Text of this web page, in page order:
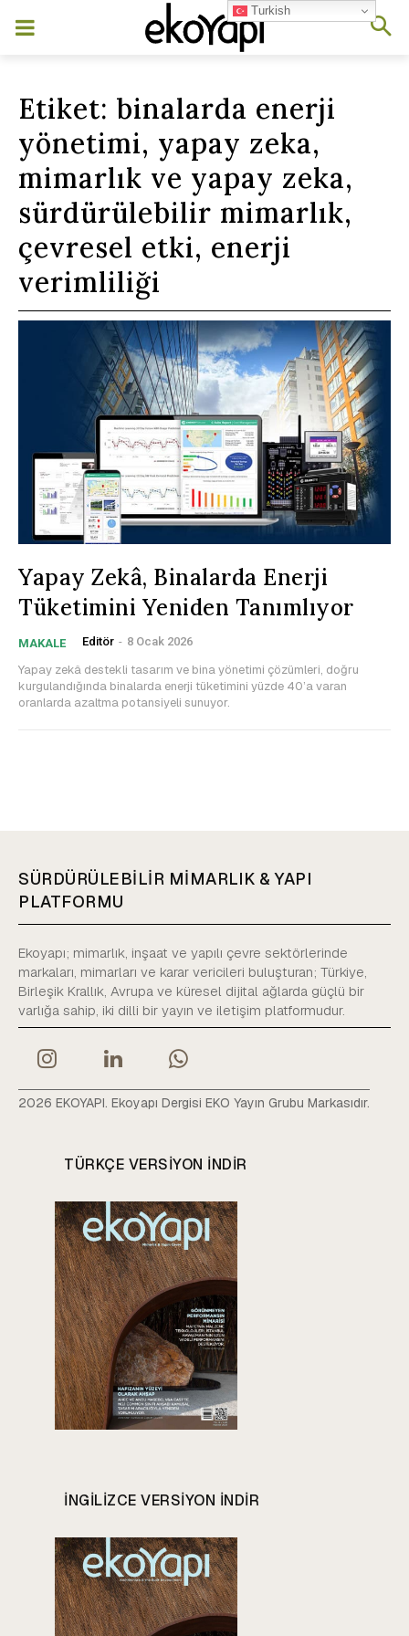
Etiket: binalarda enerji
yönetimi, yapay zeka,
mimarlık ve yapay zeka,
sürdürülebilir mimarlık,
çevresel etki, enerji
verimliliği
Yapay Zekâ, Binalarda Enerji
Tüketimini Yeniden Tanımlıyor
MAKALE Editör - 8 Ocak 2026
Yapay zekâ destekli tasarım ve bina yönetimi çözümleri, doğru
kurgulandığında binalarda enerji tüketimini yüzde 40’a varan
oranlarda azaltma potansiyeli sunuyor.
SÜRDÜRÜLEBİLİR MİMARLIK & YAPI
PLATFORMU
Ekoyapı; mimarlık, inşaat ve yapılı çevre sektörlerinde
markaları, mimarları ve karar vericileri buluşturan; Türkiye,
Birleşik Krallık, Avrupa ve küresel dijital ağlarda güçlü bir
varlığa sahip, iki dilli bir yayın ve iletişim platformudur.
2026 EKOYAPI. Ekoyapı Dergisi EKO Yayın Grubu Markasıdır.
TÜRKÇE VERSIYON INDIR
INGILIZCE VERSIYON INDIR
Turkish